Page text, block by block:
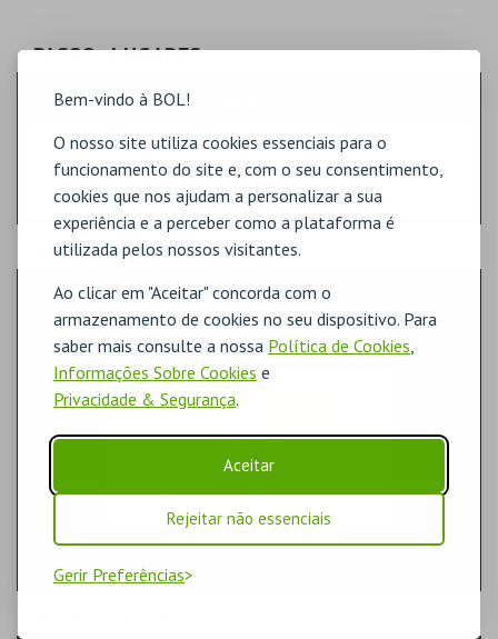
Bem-vindo à BOL!
O nosso site utiliza cookies essenciais para o
funcionamento do site e, com o seu consentimento,
cookies que nos ajudam a personalizar a sua
experiência e a perceber como a plataforma é
utilizada pelos nossos visitantes.
Ao clicar em "Aceitar" concorda com o
armazenamento de cookies no seu dispositivo. Para
saber mais consulte a nossa Política de Cookies,
Informações Sobre Cookies e
Privacidade & Segurança.
Aceitar
Rejeitar não essenciais
Gerir Preferências
PASSO- LUGARES
SELECÇÃO RÁPIDA DE LUGARES
Indique a quantidade
Na planta, selecione o lugar.
PASSO- SECTOR
PLATEIA